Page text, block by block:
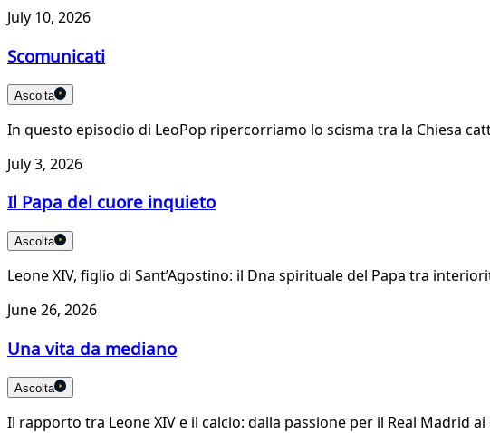
July 10, 2026
Scomunicati
Ascolta
In questo episodio di LeoPop ripercorriamo lo scisma tra la Chiesa
July 3, 2026
Il Papa del cuore inquieto
Ascolta
Leone XIV, figlio di Sant’Agostino: il Dna spirituale del Papa tra
June 26, 2026
Una vita da mediano
Ascolta
Il rapporto tra Leone XIV e il calcio: dalla passione per il Real Madrid